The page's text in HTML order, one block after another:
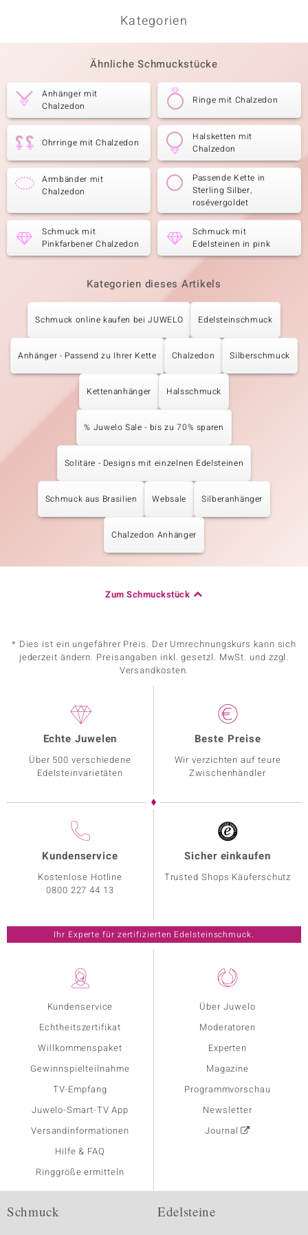
Kategorien
Ähnliche Schmuckstücke
Anhänger mit
Chalzedon
Ringe mit Chalzedon
Ohrringe mit Chalzedon
Halsketten mit
Chalzedon
Armbänder mit
Chalzedon
Passende Kette in
Sterling Silber,
rosévergoldet
Schmuck mit
Pinkfarbener Chalzedon
Schmuck mit
Edelsteinen in pink
Kategorien dieses Artikels
Schmuck online kaufen bei JUWELO Edelsteinschmuck
Anhänger - Passend zu Ihrer Kette Chalzedon Silberschmuck
Kettenanhänger Halsschmuck
% Juwelo Sale - bis zu 70% sparen
Solitäre - Designs mit einzelnen Edelsteinen
Schmuck aus Brasilien Websale Silberanhänger
Chalzedon Anhänger
Zum Schmuckstück
* Dies ist ein ungefährer Preis. Der Umrechnungskurs kann sich
jederzeit ändern. Preisangaben inkl. gesetzl. MwSt. und zzgl.
Versandkosten.
Kundenservice
Echtheitszertifikat
Willkommenspaket
Gewinnspielteilnahme
TV-Empfang
Juwelo-Smart-TV App
Versandinformationen
Hilfe & FAQ
Ringgröße ermitteln
Über Juwelo
Moderatoren
Experten
Magazine
Programmvorschau
Newsletter
Journal
Echte Juwelen
Über 500 verschiedene
Edelsteinvarietäten
Beste Preise
Wir verzichten auf teure
Zwischenhändler
Kundenservice
Kostenlose Hotline
0800 227 44 13
Sicher einkaufen
Trusted Shops Käuferschutz
Ihr Experte für zertifizierten Edelsteinschmuck.
Schmuck Edelsteine